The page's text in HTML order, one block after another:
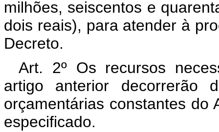
milhões, seiscentos e
dois reais), para atender à
Decreto.
Art. 2º Os recursos
artigo anterior decorrerão
orçamentárias constantes do
especificado.